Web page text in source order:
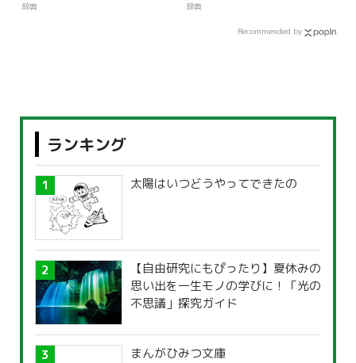
辞典 辞典
Recommended by
ランキング
太陽はいつどうやってできたの
【自由研究にもぴったり】夏休みの
思い出を一生モノの学びに！「光の
不思議」探究ガイド
まんがひみつ文庫